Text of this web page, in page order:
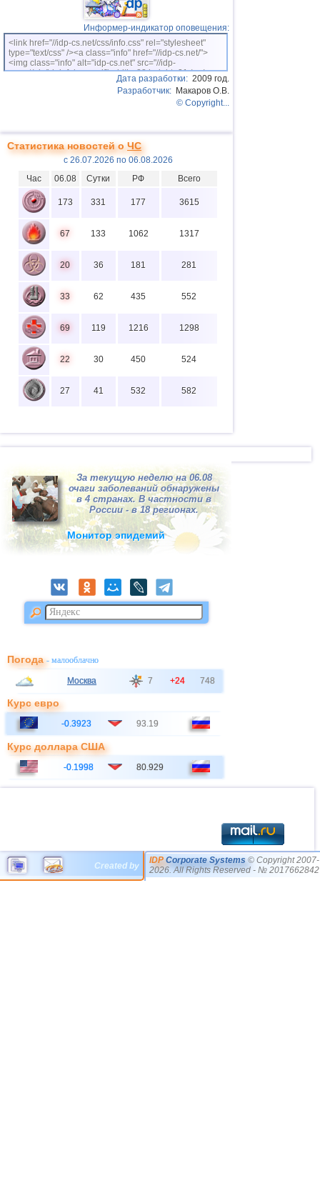
Информер-индикатор оповещения:
<link href="//idp-cs.net/css/info.css" rel="stylesheet"
type="text/css" /><a class="info" href="//idp-cs.net/">
<img class="info" alt="idp-cs.net" src="//idp-
cs.net/pix/idpinfok_sm.gif" width=88 height=31 /></a>
Дата разработки: 2009 год.
Разработчик: Макаров О.В.
© Copyright...
Статистика новостей оЧС
с 26.07.2026 по 06.08.2026
Час
06.08 Сутки РФ Всего
173 331 177 3615
67 133 1062 1317
20 36 181 281
33 62 435 552
69 119 1216 1298
22 30 450 524
27 41 532 582
За текущую неделю на 06.08
очаги заболеваний обнаружены
в 4 странах. В частности в
России - в 18 регионах.
Монитор эпидемий
Погода- малооблачно
Москва 7 +24 748
Курс евро
-0.3923 93.19
Курс доллара США
-0.1998 80.929
Created by
IDP Corporate Systems © Copyright 2007-
2026. All Rights Reserved - № 2017662842